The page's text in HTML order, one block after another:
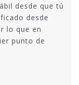
desde que tú
desde
lo que en
punto de